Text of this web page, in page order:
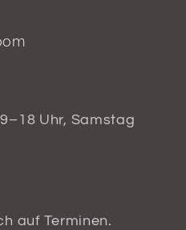
Uhr, Samstag
auf Terminen.